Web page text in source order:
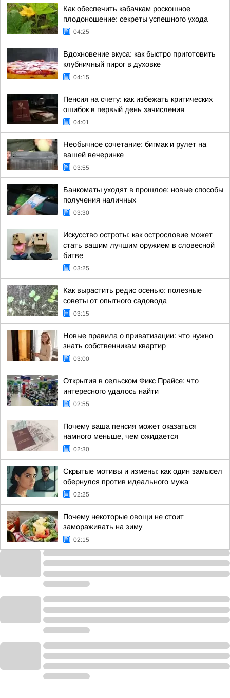
Как обеспечить кабачкам роскошное
плодоношение: секреты успешного ухода
04:25
Вдохновение вкуса: как быстро приготовить
клубничный пирог в духовке
04:15
Пенсия на счету: как избежать критических
ошибок в первый день зачисления
04:01
Необычное сочетание: бигмак и рулет на
вашей вечеринке
03:55
Банкоматы уходят в прошлое: новые способы
получения наличных
03:30
Искусство остроты: как острословие может
стать вашим лучшим оружием в словесной
битве
03:25
Как вырастить редис осенью: полезные
советы от опытного садовода
03:15
Новые правила о приватизации: что нужно
знать собственникам квартир
03:00
Открытия в сельском Фикс Прайсе: что
интересного удалось найти
02:55
Почему ваша пенсия может оказаться
намного меньше, чем ожидается
02:30
Скрытые мотивы и измены: как один замысел
обернулся против идеального мужа
02:25
Почему некоторые овощи не стоит
замораживать на зиму
02:15